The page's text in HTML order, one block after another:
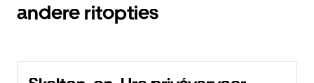
andere ritopties